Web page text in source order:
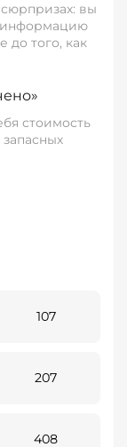
вы
информацию
до того, как
стоимость
107
207
408